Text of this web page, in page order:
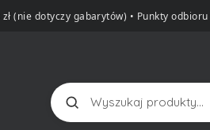
(nie dotyczy gabarytów) • Punkty odbioru
Szukaj